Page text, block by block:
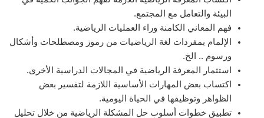
البيئة والتعامل مع المجتمع.
فهم المعاني الكامنة وراء العمليات الرياضية.
الإلمام بمفردات لغة الرياضيات من رموز ومصطلحات وأشكال
ورسوم .. الخ.
استثمار المعرفة الرياضية في المجالات الدراسية الأخرى.
اكتساب بعض المهارات الأساسية اللازمة لتفسير بعض
الظواهر وتوظيفها في الحياة اليومية.
تطبيق خطوات أسلوب حل المشكلة الرياضية من خلال تحليل